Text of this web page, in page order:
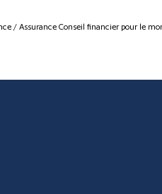
/ Assurance Conseil financier pour le